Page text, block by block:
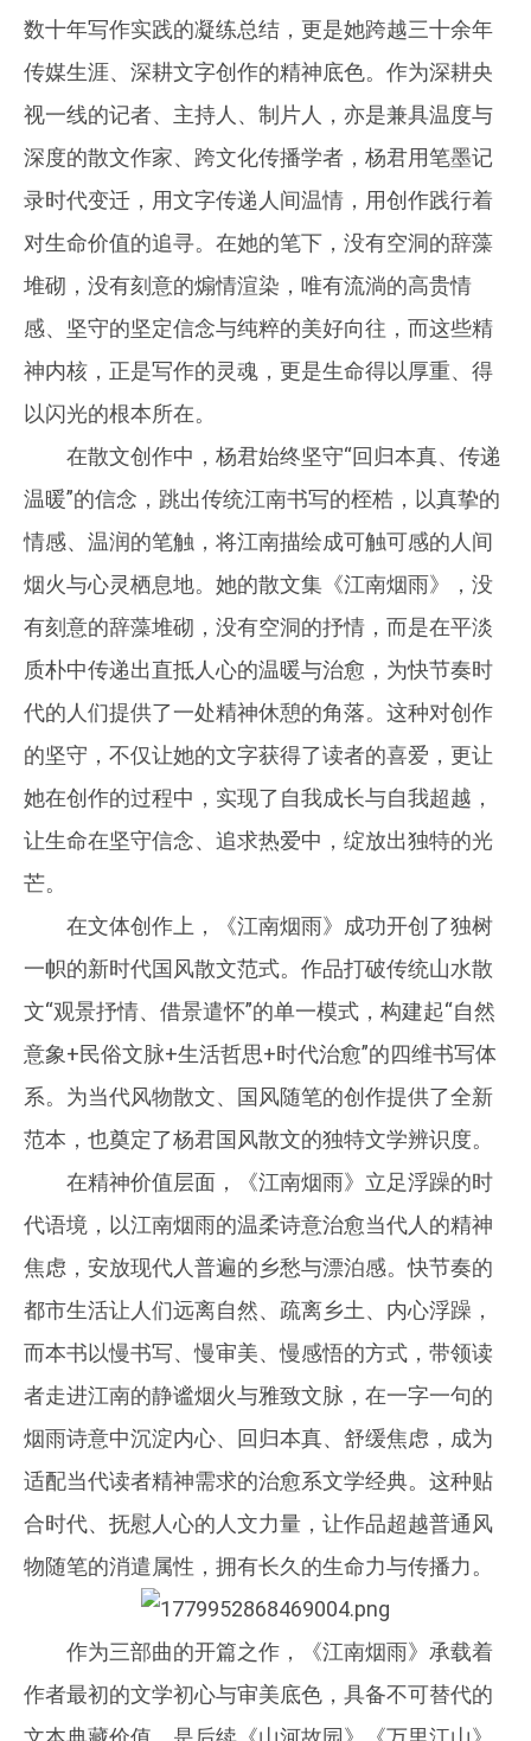
数十年写作实践的凝练总结，更是她跨越三十余年
传媒生涯、深耕文字创作的精神底色。作为深耕央
视一线的记者、主持人、制片人，亦是兼具温度与
深度的散文作家、跨文化传播学者，杨君用笔墨记
录时代变迁，用文字传递人间温情，用创作践行着
对生命价值的追寻。在她的笔下，没有空洞的辞藻
堆砌，没有刻意的煽情渲染，唯有流淌的高贵情
感、坚守的坚定信念与纯粹的美好向往，而这些精
神内核，正是写作的灵魂，更是生命得以厚重、得
以闪光的根本所在。
在散文创作中，杨君始终坚守“回归本真、传递
温暖”的信念，跳出传统江南书写的桎梏，以真挚的
情感、温润的笔触，将江南描绘成可触可感的人间
烟火与心灵栖息地。她的散文集《江南烟雨》，没
有刻意的辞藻堆砌，没有空洞的抒情，而是在平淡
质朴中传递出直抵人心的温暖与治愈，为快节奏时
代的人们提供了一处精神休憩的角落。这种对创作
的坚守，不仅让她的文字获得了读者的喜爱，更让
她在创作的过程中，实现了自我成长与自我超越，
让生命在坚守信念、追求热爱中，绽放出独特的光
芒。
在文体创作上，《江南烟雨》成功开创了独树
一帜的新时代国风散文范式。作品打破传统山水散
文“观景抒情、借景遣怀”的单一模式，构建起“自然
意象+民俗文脉+生活哲思+时代治愈”的四维书写体
系。为当代风物散文、国风随笔的创作提供了全新
范本，也奠定了杨君国风散文的独特文学辨识度。
在精神价值层面，《江南烟雨》立足浮躁的时
代语境，以江南烟雨的温柔诗意治愈当代人的精神
焦虑，安放现代人普遍的乡愁与漂泊感。快节奏的
都市生活让人们远离自然、疏离乡土、内心浮躁，
而本书以慢书写、慢审美、慢感悟的方式，带领读
者走进江南的静谧烟火与雅致文脉，在一字一句的
烟雨诗意中沉淀内心、回归本真、舒缓焦虑，成为
适配当代读者精神需求的治愈系文学经典。这种贴
合时代、抚慰人心的人文力量，让作品超越普通风
物随笔的消遣属性，拥有长久的生命力与传播力。
作为三部曲的开篇之作，《江南烟雨》承载着
作者最初的文学初心与审美底色，具备不可替代的